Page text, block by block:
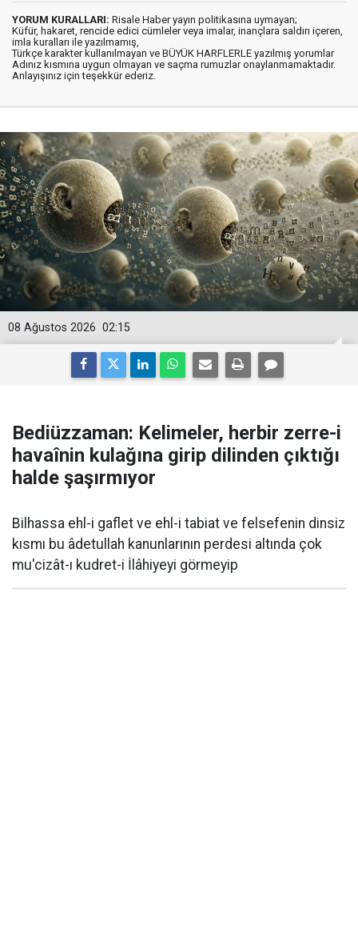
YORUM KURALLARI: Risale Haber yayın politikasına uymayan;
Küfür, hakaret, rencide edici cümleler veya imalar, inançlara saldırı içeren,
imla kuralları ile yazılmamış,
Türkçe karakter kullanılmayan ve BÜYÜK HARFLERLE yazılmış yorumlar
Adınız kısmına uygun olmayan ve saçma rumuzlar onaylanmamaktadır.
Anlayışınız için teşekkür ederiz.
02:15
08 Ağustos 2026
Bediüzzaman: Kelimeler, herbir zerre-i
havaînin kulağına girip dilinden çıktığı
halde şaşırmıyor
Bilhassa ehl-i gaflet ve ehl-i tabiat ve felsefenin dinsiz
kısmı bu âdetullah kanunlarının perdesi altında çok
mu'cizât-ı kudret-i İlâhiyeyi görmeyip